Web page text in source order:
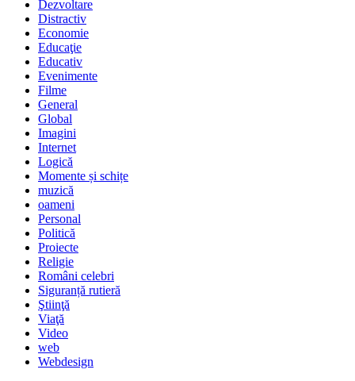
Dezvoltare
Distractiv
Economie
Educaţie
Educativ
Evenimente
Filme
General
Global
Imagini
Internet
Logică
Momente și schițe
muzică
oameni
Personal
Politică
Proiecte
Religie
Români celebri
Siguranță rutieră
Ştiinţă
Viaţă
Video
web
Webdesign